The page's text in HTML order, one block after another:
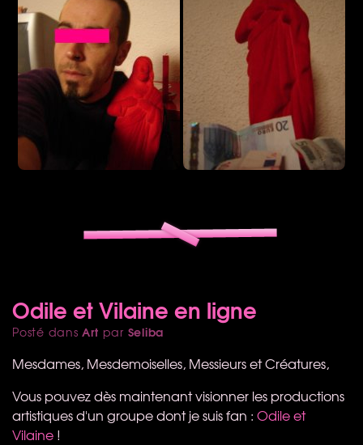
Odile et Vilaine en ligne
Posté dansArt par Seliba
Mesdames, Mesdemoiselles, Messieurs et Créatures,
Vous pouvez dès maintenant visionner les productions
artistiques d'un groupe dont je suis fan : Odile et
Vilaine !